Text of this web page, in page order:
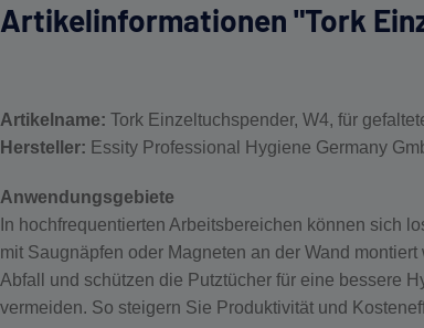
Artikelinformationen "Tork
Artikelname: Tork Einzeltuchspender, W4, für
Hersteller: Essity Professional Hygiene Germany
Anwendungsgebiete
In hochfrequentierten Arbeitsbereichen können sich
mit Saugnäpfen oder Magneten an der Wand
Abfall und schützen die Putztücher für eine bessere
vermeiden. So steigern Sie Produktivität und